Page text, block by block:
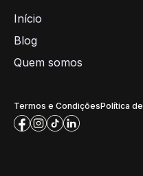
Início
Blog
Quem somos
Termos e CondiçõesPolítica